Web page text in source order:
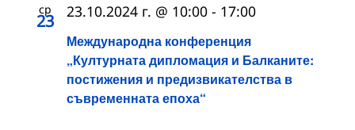
ср
23
Международна конференция
„Културната дипломация и Балканите:
постижения и предизвикателства в
съвременната епоха“
23.10.2024 г. @ 10:00 - 17:00